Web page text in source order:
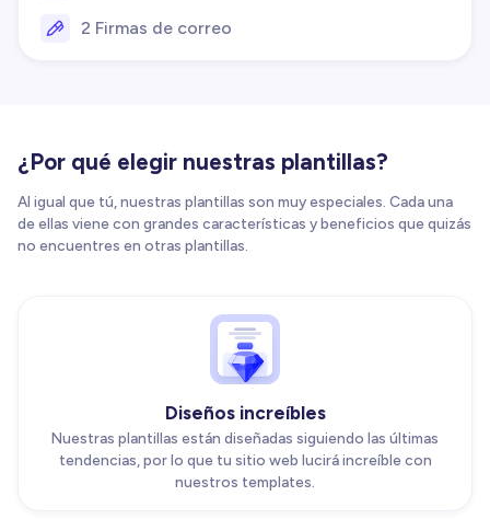
2 Firmas de correo
¿Por qué elegir nuestras plantillas?
Al igual que tú, nuestras plantillas son muy especiales. Cada una
de ellas viene con grandes características y beneficios que quizás
no encuentres en otras plantillas.
Diseños increíbles
Nuestras plantillas están diseñadas siguiendo las últimas
tendencias, por lo que tu sitio web lucirá increíble con
nuestros templates.